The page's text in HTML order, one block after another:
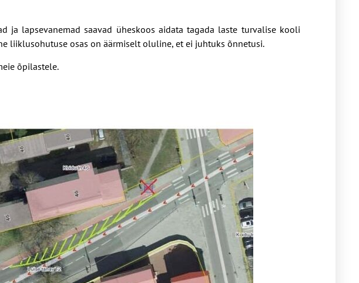
ja lapsevanemad saavad üheskoos aidata tagada laste turvalise kooli
liiklusohutuse osas on äärmiselt oluline, et ei juhtuks õnnetusi.
õpilastele.